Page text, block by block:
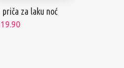
priča za laku noć
19.90